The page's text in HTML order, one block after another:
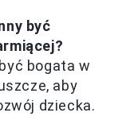
być
bogata w
aby
dziecka.